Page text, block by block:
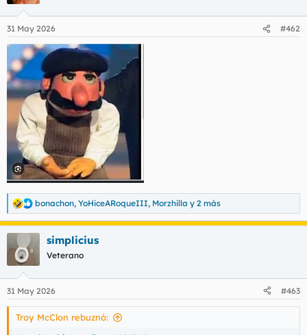
31 May 2026 #462
R
e
c
e
s
bonachon, YoHiceARoqueIII, Morzhilla y 2 más
simplicius
Veterano
31 May 2026 #463
Troy McClon rebuznó: